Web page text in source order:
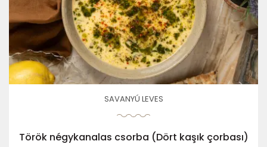
SAVANYÚ LEVES
Török négykanalas csorba (Dört kaşık çorbası)